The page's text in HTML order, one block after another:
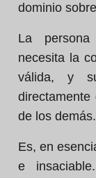
dominio
La
necesita la
válida, y
de los demás.
Es, en
e